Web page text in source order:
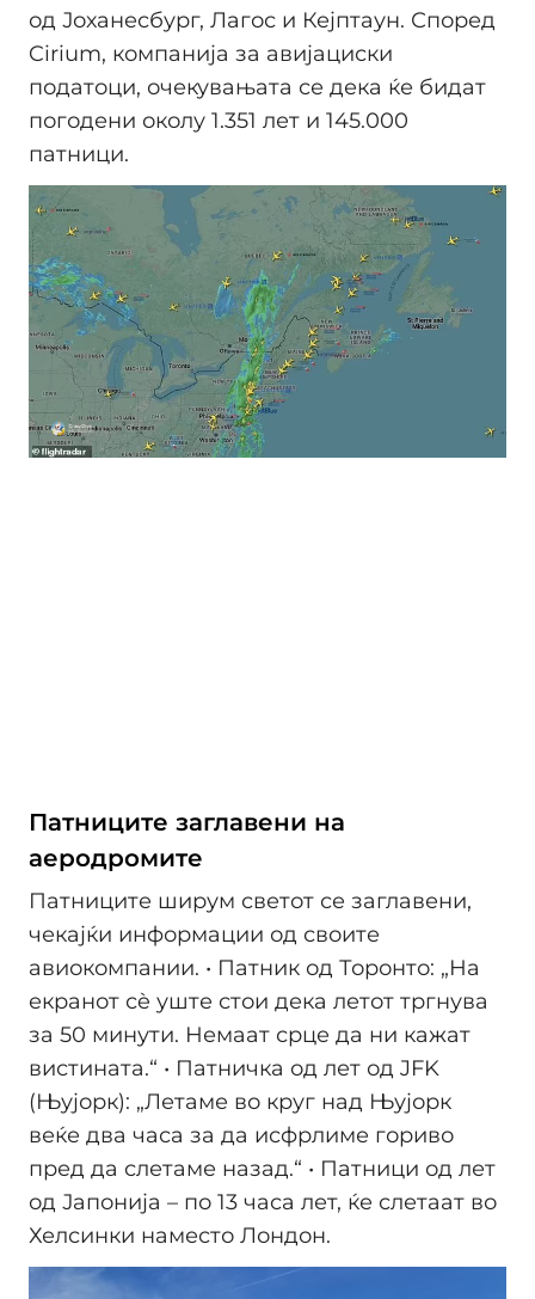
од Јоханесбург, Лагос и Кејптаун. Според
Cirium, компанија за авијациски
податоци, очекувањата се дека ќе бидат
погодени околу 1.351 лет и 145.000
патници.
Патниците заглавени на
аеродромите
Патниците ширум светот се заглавени,
чекајќи информации од своите
авиокомпании. • Патник од Торонто: „На
екранот сè уште стои дека летот тргнува
за 50 минути. Немаат срце да ни кажат
вистината.“ • Патничка од лет од JFK
(Њујорк): „Летаме во круг над Њујорк
веќе два часа за да исфрлиме гориво
пред да слетаме назад.“ • Патници од лет
од Јапонија – по 13 часа лет, ќе слетаат во
Хелсинки наместо Лондон.